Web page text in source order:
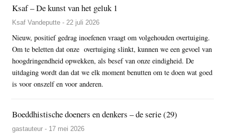
Ksaf – De kunst van het geluk 1
Ksaf Vandeputte - 22 juli 2026
Nieuw, positief gedrag inoefenen vraagt om volgehouden overtuiging.
Om te beletten dat onze overtuiging slinkt, kunnen we een gevoel van
hoogdringendheid opwekken, als besef van onze eindigheid. De
uitdaging wordt dan dat we elk moment benutten om te doen wat goed
is voor onszelf en voor anderen.
Boeddhistische doeners en denkers – de serie (29)
gastauteur - 17 mei 2026